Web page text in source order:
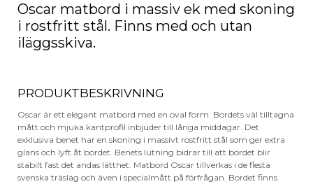
Oscar matbord i massiv ek med skoning
i rostfritt stål. Finns med och utan
iläggsskiva.
PRODUKTBESKRIVNING
Oscar är ett elegant matbord med en oval form. Bordets väl tilltagna
mått och mjuka kantprofil inbjuder till långa middagar. Det
exklusiva benet har en skoning i massivt rostfritt stål som ger extra
glans och lyft åt bordet. Benets lutning bidrar till att bordet blir
stabilt fast det andas lätthet. Matbord Oscar tillverkas i de flesta
svenska träslag och även i specialmått på förfrågan. Bordet finns